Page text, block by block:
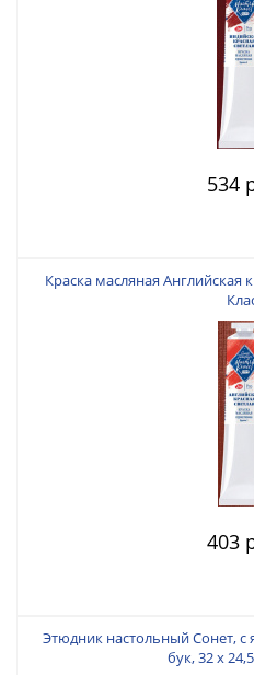
534
Краска масляная Английская
403
Этюдник настольный Сонет, с
бук, 32 x